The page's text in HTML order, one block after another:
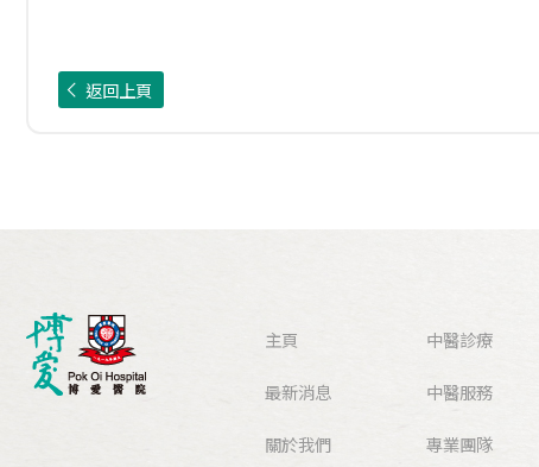
返回上頁
主頁
最新消息
關於我們
中醫診療
中醫服務
專業團隊